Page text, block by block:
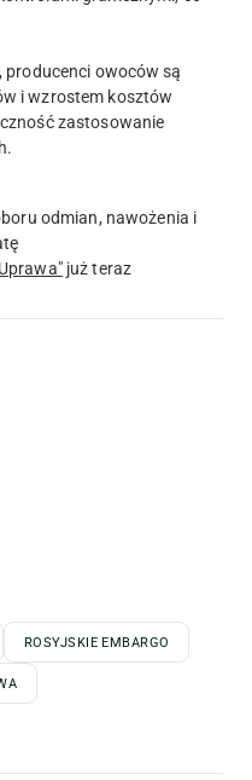
producenci owoców są
i wzrostem kosztów
zastosowanie
odmian, nawożenia i
już teraz
ROSYJSKIE EMBARGO